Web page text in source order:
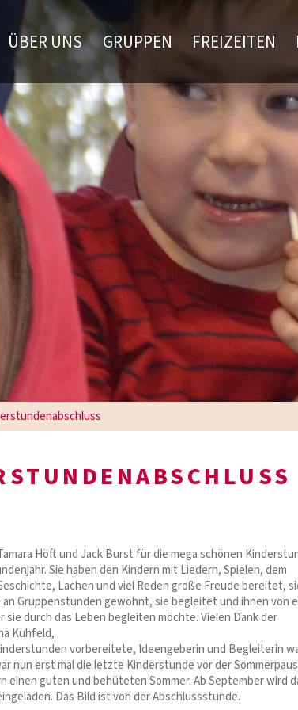
ÜBER UNS GRUPPEN FREIZEITEN
Höft und Jack Burst für die mega schönen
Sie haben den Kindern mit Liedern, Spielen, dem
Lachen und viel Reden große Freude bereitet,
Gruppenstunden gewöhnt, sie begleitet und ihnen von
durch das Leben begleiten möchte. Vielen Dank der
Kuhfeld,
vorbereitete, Ideengeberin und Begleiterin
nun erst mal die letzte Kinderstunde vor der
einen guten und behüteten Sommer. Ab September wird
Das Bild ist von der Abschlussstunde.